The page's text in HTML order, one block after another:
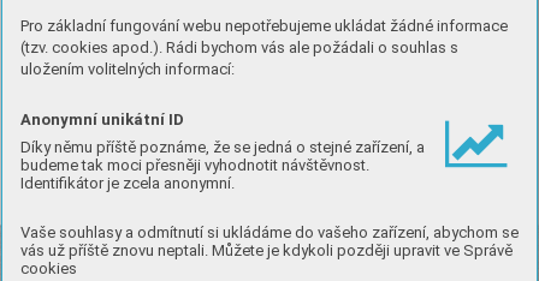
Pro základní fungování webu nepotřebujeme ukládat žádné informace
(tzv. cookies apod.). Rádi bychom vás ale požádali o souhlas s
uložením volitelných informací:
Anonymní unikátní ID
Díky němu příště poznáme, že se jedná o stejné zařízení, a
budeme tak moci přesněji vyhodnotit návštěvnost.
Identifikátor je zcela anonymní.
Vaše souhlasy a odmítnutí si ukládáme do vašeho zařízení, abychom se
vás už příště znovu neptali. Můžete je kdykoli později upravit ve Správě
cookies